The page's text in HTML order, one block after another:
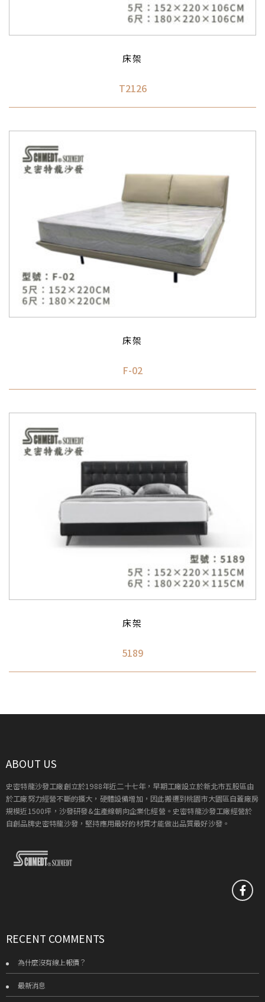
床架
T2126
床架
F-02
床架
5189
ABOUT US
史密特龍沙發工廠創立於1988年近二十七年，早期工廠設立於新北市五股區由
於工廠努力經營不斷的擴大，硬體設備增加，因此搬遷到桃園市大園區自蓋廠房
規模近1500坪，沙發研發&生產線朝向企業化經營。史密特龍沙發工廠經營於
自創品牌史密特龍沙發，堅持應用最好的材質才能做出品質最好沙發。
RECENT COMMENTS
為什麼沒有線上報價？
最新消息